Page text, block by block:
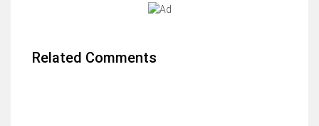
Related Comments